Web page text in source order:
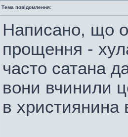
Тема повідомлення:
Написано, що
прощення -
часто сатана
вони вчинили
в християнина